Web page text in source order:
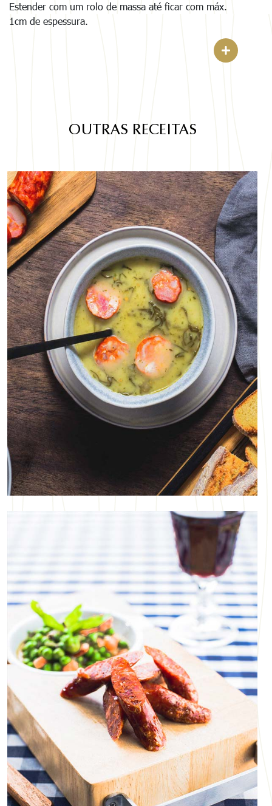
Estender com um rolo de massa até ficar com máx.
1cm de espessura.
OUTRAS RECEITAS